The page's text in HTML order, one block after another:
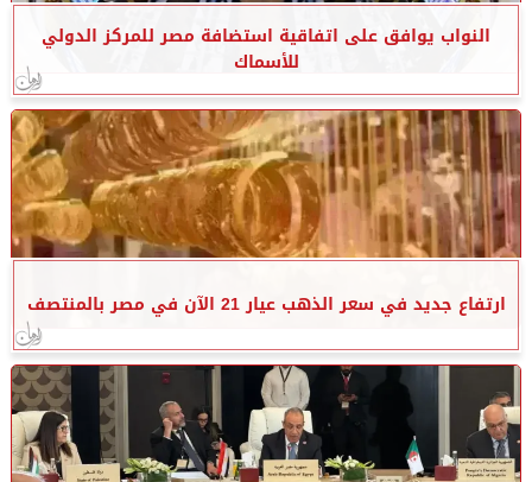
النواب يوافق على اتفاقية استضافة مصر للمركز الدولي
للأسماك
ارتفاع جديد في سعر الذهب عيار 21 الآن في مصر بالمنتصف